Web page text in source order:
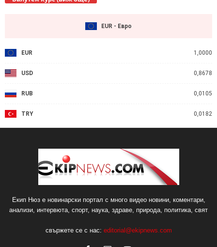
EUR - Евро
EUR 1,0000
USD 0,8678
RUB 0,0105
TRY 0,0182
Екип Нюз е новинарски портал с много видео новини, коментари,
анализи, интервюта, спорт, наука, здраве, природа, политика, свят
свържете се с нас: editorial@ekipnews.com